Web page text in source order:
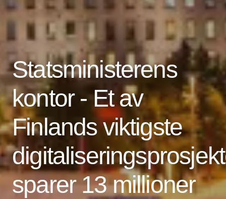
Statsministerens
kontor - Et av
Finlands viktigste
sparer 13 millioner